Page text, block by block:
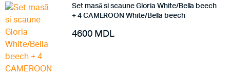
Set masă si scaune Gloria White/Bella beech
+ 4 CAMEROON White/Bella beech
4600 MDL